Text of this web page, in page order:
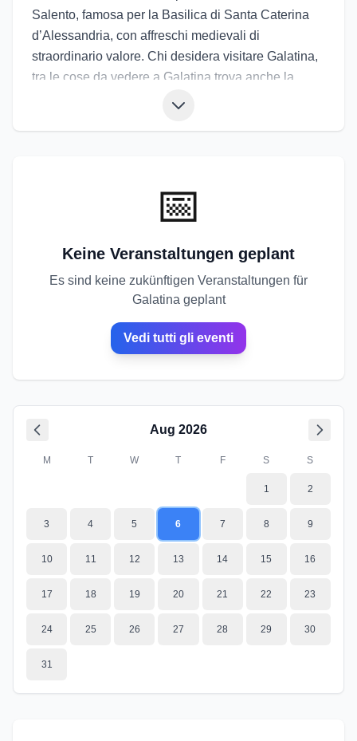
Salento, famosa per la Basilica di Santa Caterina
d’Alessandria, con affreschi medievali di
straordinario valore. Chi desidera visitare Galatina,
tra le cose da vedere a Galatina trova anche la
culturali. Gli eventi a Galatina uniscono arte, storia e
📅
Keine Veranstaltungen geplant
Es sind keine zukünftigen Veranstaltungen für
Galatina geplant
Vedi tutti gli eventi
Aug 2026
M T W T F S S
1 2
3 4 5 6 7 8 9
10 11 12 13 14 15 16
17 18 19 20 21 22 23
24 25 26 27 28 29 30
31